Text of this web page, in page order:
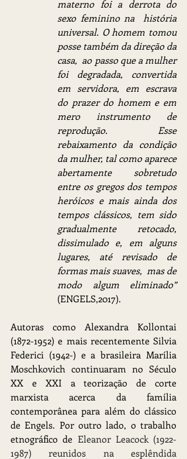
materno foi a derrota do
sexo feminino na  história
universal. O homem tomou
posse também da direção da
casa,  ao passo que a mulher
foi degradada, convertida
em servidora, em escrava
do prazer do homem e em
mero instrumento de
reprodução. Esse
rebaixamento da condição
da mulher, tal como aparece
abertamente sobretudo
entre os gregos dos tempos
heróicos e mais ainda dos
tempos clássicos, tem sido
gradualmente retocado,
dissimulado e, em alguns
lugares, até revisado de
formas mais suaves,  mas de
modo algum eliminado”
(ENGELS,2017).
Autoras como Alexandra Kollontai
(1872-1952) e mais recentemente Silvia
Federici (1942-) e a brasileira Marília
Moschkovich continuaram no Século
XX e XXI a teorização de corte
marxista acerca da família
contemporânea para além do clássico
de Engels. Por outro lado, o trabalho
etnográfico de Eleanor Leacock (1922-
1987) reunidos na esplêndida